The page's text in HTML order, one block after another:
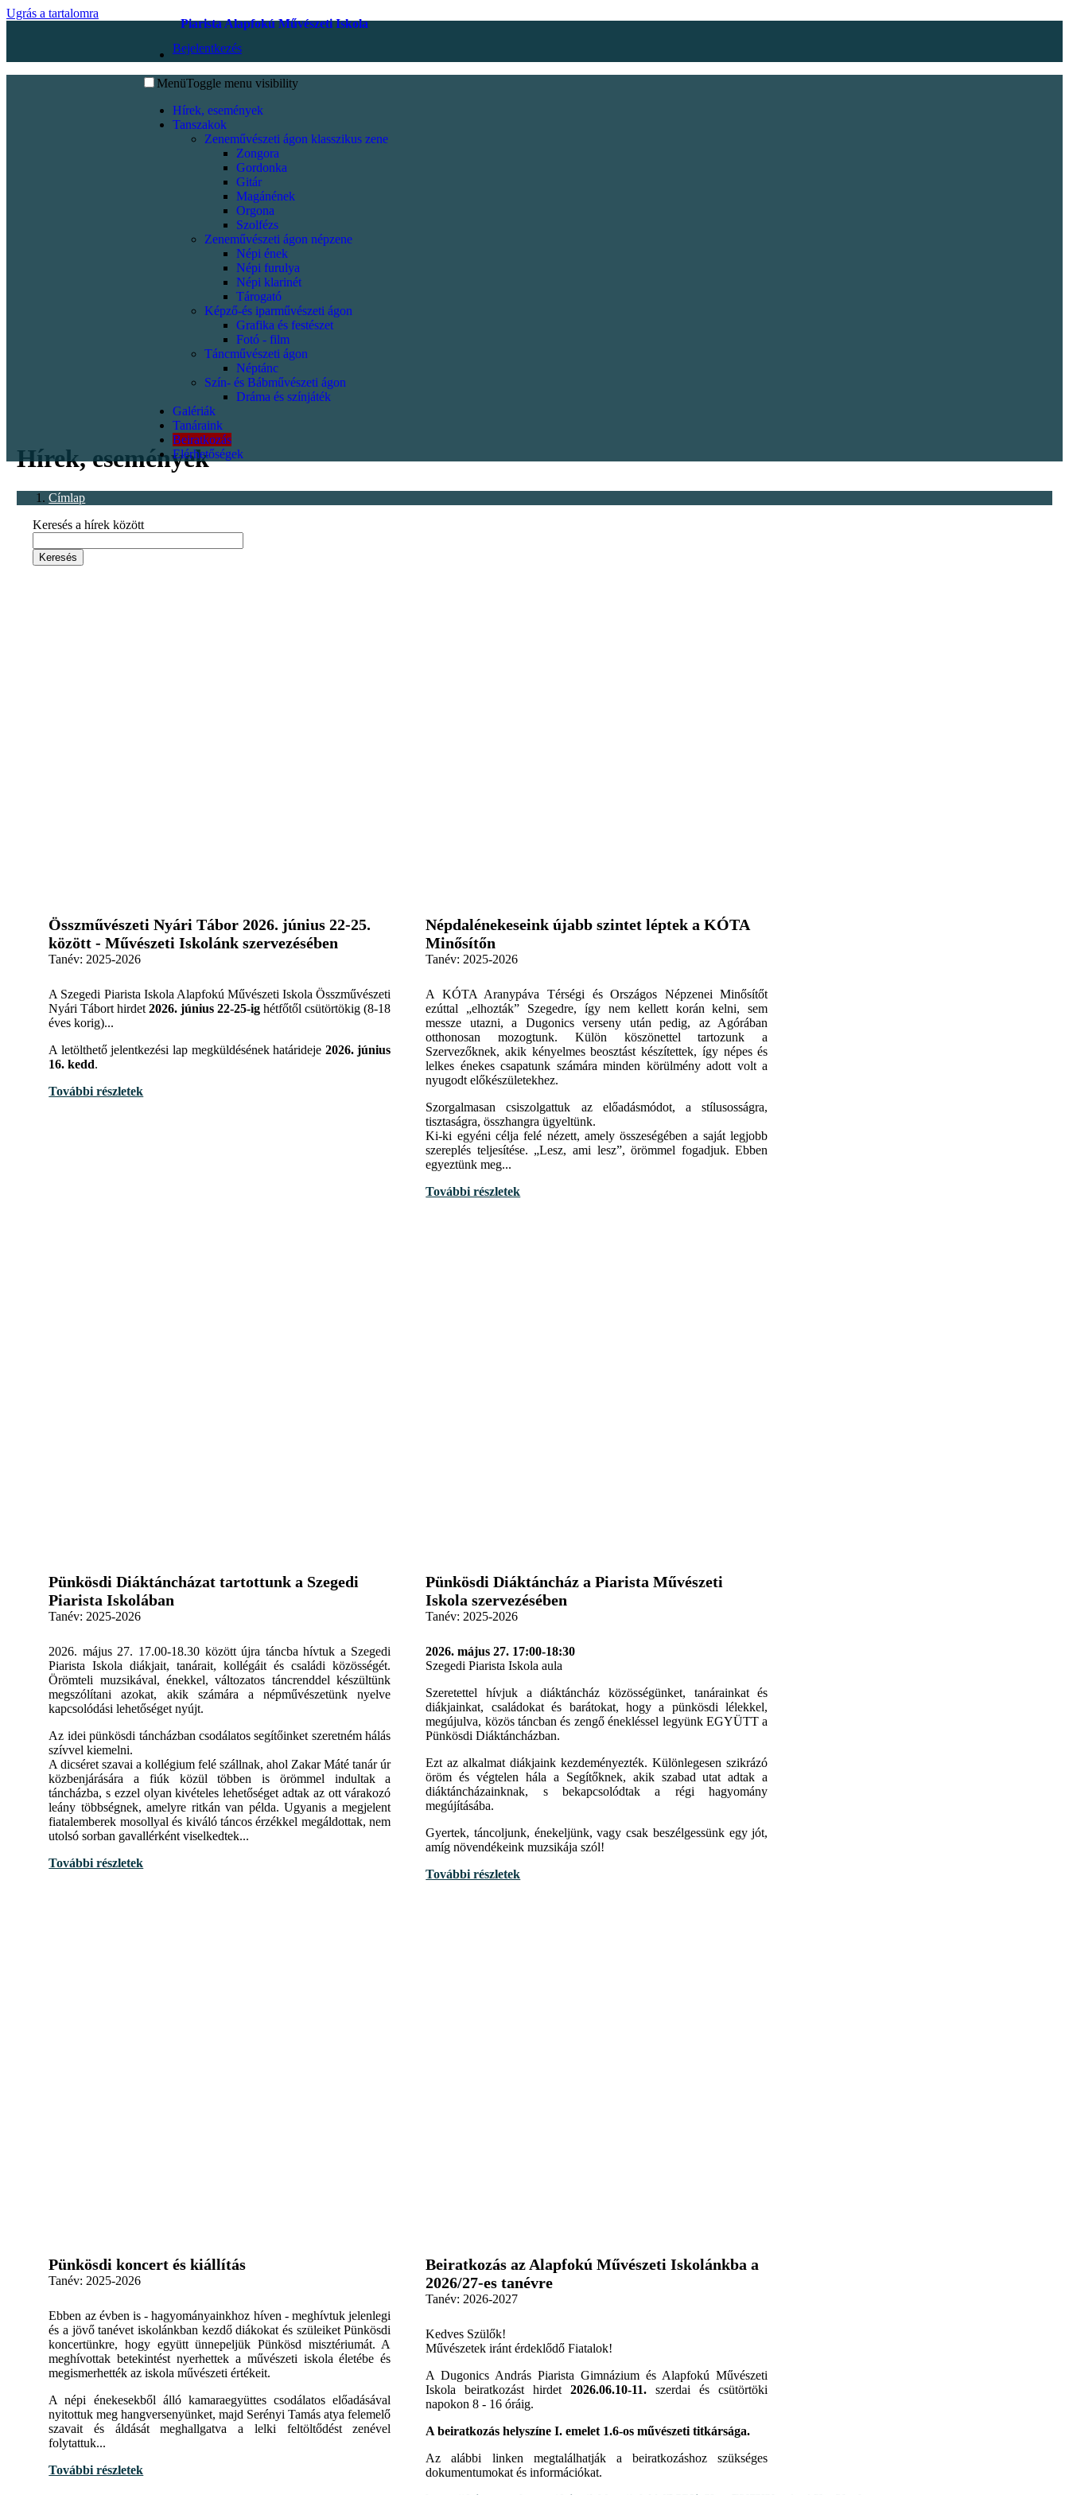
Ugrás a tartalomra
Piarista Alapfokú Művészeti Iskola
Bejelentkezés
MenüToggle menu visibility
Hírek, események
Tanszakok
Zeneművészeti ágon klasszikus zene
Zongora
Gordonka
Gitár
Magánének
Orgona
Szolfézs
Zeneművészeti ágon népzene
Népi ének
Népi furulya
Népi klarinét
Tárogató
Képző-és iparművészeti ágon
Grafika és festészet
Fotó - film
Táncművészeti ágon
Néptánc
Szín- és Bábművészeti ágon
Dráma és színjáték
Galériák
Tanáraink
Beiratkozás
Elérhetőségek
Hírek, események
Címlap
Keresés a hírek között
Összművészeti Nyári Tábor 2026. június 22-25.
között - Művészeti Iskolánk szervezésében
Tanév: 2025-2026
A Szegedi Piarista Iskola Alapfokú Művészeti Iskola Összművészeti
Nyári Tábort hirdet2026. június 22-25-ig hétfőtől csütörtökig (8-18
éves korig)...
A letölthető jelentkezési lap megküldésének határideje 2026. június
16. kedd.
További részletek
,Népdalénekeseink újabb szintet léptek a KÓTA
Minősítőn
Tanév: 2025-2026
A KÓTA Aranypáva Térségi és Országos Népzenei Minősítőt
ezúttal „elhozták” Szegedre, így nem kellett korán kelni, sem
messze utazni, a Dugonics verseny után pedig, az Agórában
otthonosan mozogtunk. Külön köszönettel tartozunk a
Szervezőknek, akik kényelmes beosztást készítettek, így népes és
lelkes énekes csapatunk számára minden körülmény adott volt a
nyugodt előkészületekhez.
Szorgalmasan csiszolgattuk az előadásmódot, a stílusosságra,
tisztaságra, összhangra ügyeltünk.
Ki-ki egyéni célja felé nézett, amely összeségében a saját legjobb
szereplés teljesítése. „Lesz, ami lesz”, örömmel fogadjuk. Ebben
egyeztünk meg...
További részletek
,Pünkösdi Diáktáncházat tartottunk a Szegedi
Piarista Iskolában
Tanév: 2025-2026
2026. május 27. 17.00-18.30 között újra táncba hívtuk a Szegedi
Piarista Iskola diákjait, tanárait, kollégáit és családi közösségét.
Örömteli muzsikával, énekkel, változatos táncrenddel készültünk
megszólítani azokat, akik számára a népművészetünk nyelve
kapcsolódási lehetőséget nyújt.
Az idei pünkösdi táncházban csodálatos segítőinket szeretném hálás
szívvel kiemelni.
A dicséret szavai a kollégium felé szállnak, ahol Zakar Máté tanár úr
közbenjárására a fiúk közül többen is örömmel indultak a
táncházba, s ezzel olyan kivételes lehetőséget adtak az ott várakozó
leány többségnek, amelyre ritkán van példa. Ugyanis a megjelent
fiatalemberek mosollyal és kiváló táncos érzékkel megáldottak, nem
utolsó sorban gavallérként viselkedtek...
További részletek
Pünkösdi Diáktáncház a Piarista Művészeti
Iskola szervezésében
Tanév: 2025-2026
2026. május 27. 17:00-18:30
Szegedi Piarista Iskola aula
Szeretettel hívjuk a diáktáncház közösségünket, tanárainkat és
diákjainkat, családokat és barátokat, hogy a pünkösdi lélekkel,
megújulva, közös táncban és zengő énekléssel legyünk EGYÜTT a
Pünkösdi Diáktáncházban.
Ezt az alkalmat diákjaink kezdeményezték. Különlegesen szikrázó
öröm és végtelen hála a Segítőknek, akik szabad utat adtak a
diáktáncházainknak, s bekapcsolódtak a régi hagyomány
megújításába.
Gyertek, táncoljunk, énekeljünk, vagy csak beszélgessünk egy jót,
amíg növendékeink muzsikája szól!
További részletek
Pünkösdi koncert és kiállítás
Tanév: 2025-2026
Ebben az évben is - hagyományainkhoz híven - meghívtuk jelenlegi
és a jövő tanévet iskolánkban kezdő diákokat és szüleiket Pünkösdi
koncertünkre, hogy együtt ünnepeljük Pünkösd misztériumát. A
meghívottak betekintést nyerhettek a művészeti iskola életébe és
megismerhették az iskola művészeti értékeit.
A népi énekesekből álló kamaraegyüttes csodálatos előadásával
nyitottuk meg hangversenyünket, majd Serényi Tamás atya felemelő
szavait és áldását meghallgatva a lelki feltöltődést zenével
folytattuk...
További részletek
Beiratkozás az Alapfokú Művészeti Iskolánkba a
2026/27-es tanévre
Tanév: 2026-2027
Kedves Szülők!
Művészetek iránt érdeklődő Fiatalok!
A Dugonics András Piarista Gimnázium és Alapfokú Művészeti
Iskola beiratkozást hirdet2026.06.10-11. szerdai és csütörtöki
napokon 8 - 16 óráig.
A beiratkozás helyszíne I. emelet 1.6-os művészeti titkársága.
Az alábbi linken megtalálhatják a beiratkozáshoz szükséges
dokumentumokat és információkat.